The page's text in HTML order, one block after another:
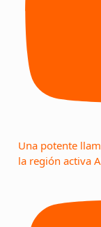
Una potente
la región activa